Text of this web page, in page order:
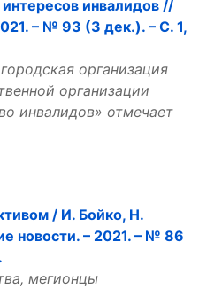
инвалидов //
– № 93 (3 дек.). – С. 1,
организация
организации
инвалидов» отмечает
/ И. Бойко, Н.
новости. – 2021. – № 86
мегионцы